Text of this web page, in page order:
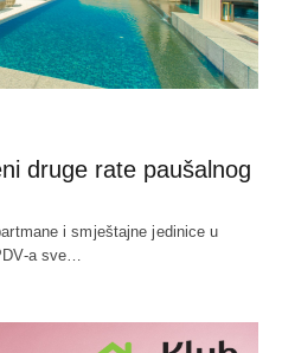
druge rate paušalnog
i smještajne jedinice u
a sve…